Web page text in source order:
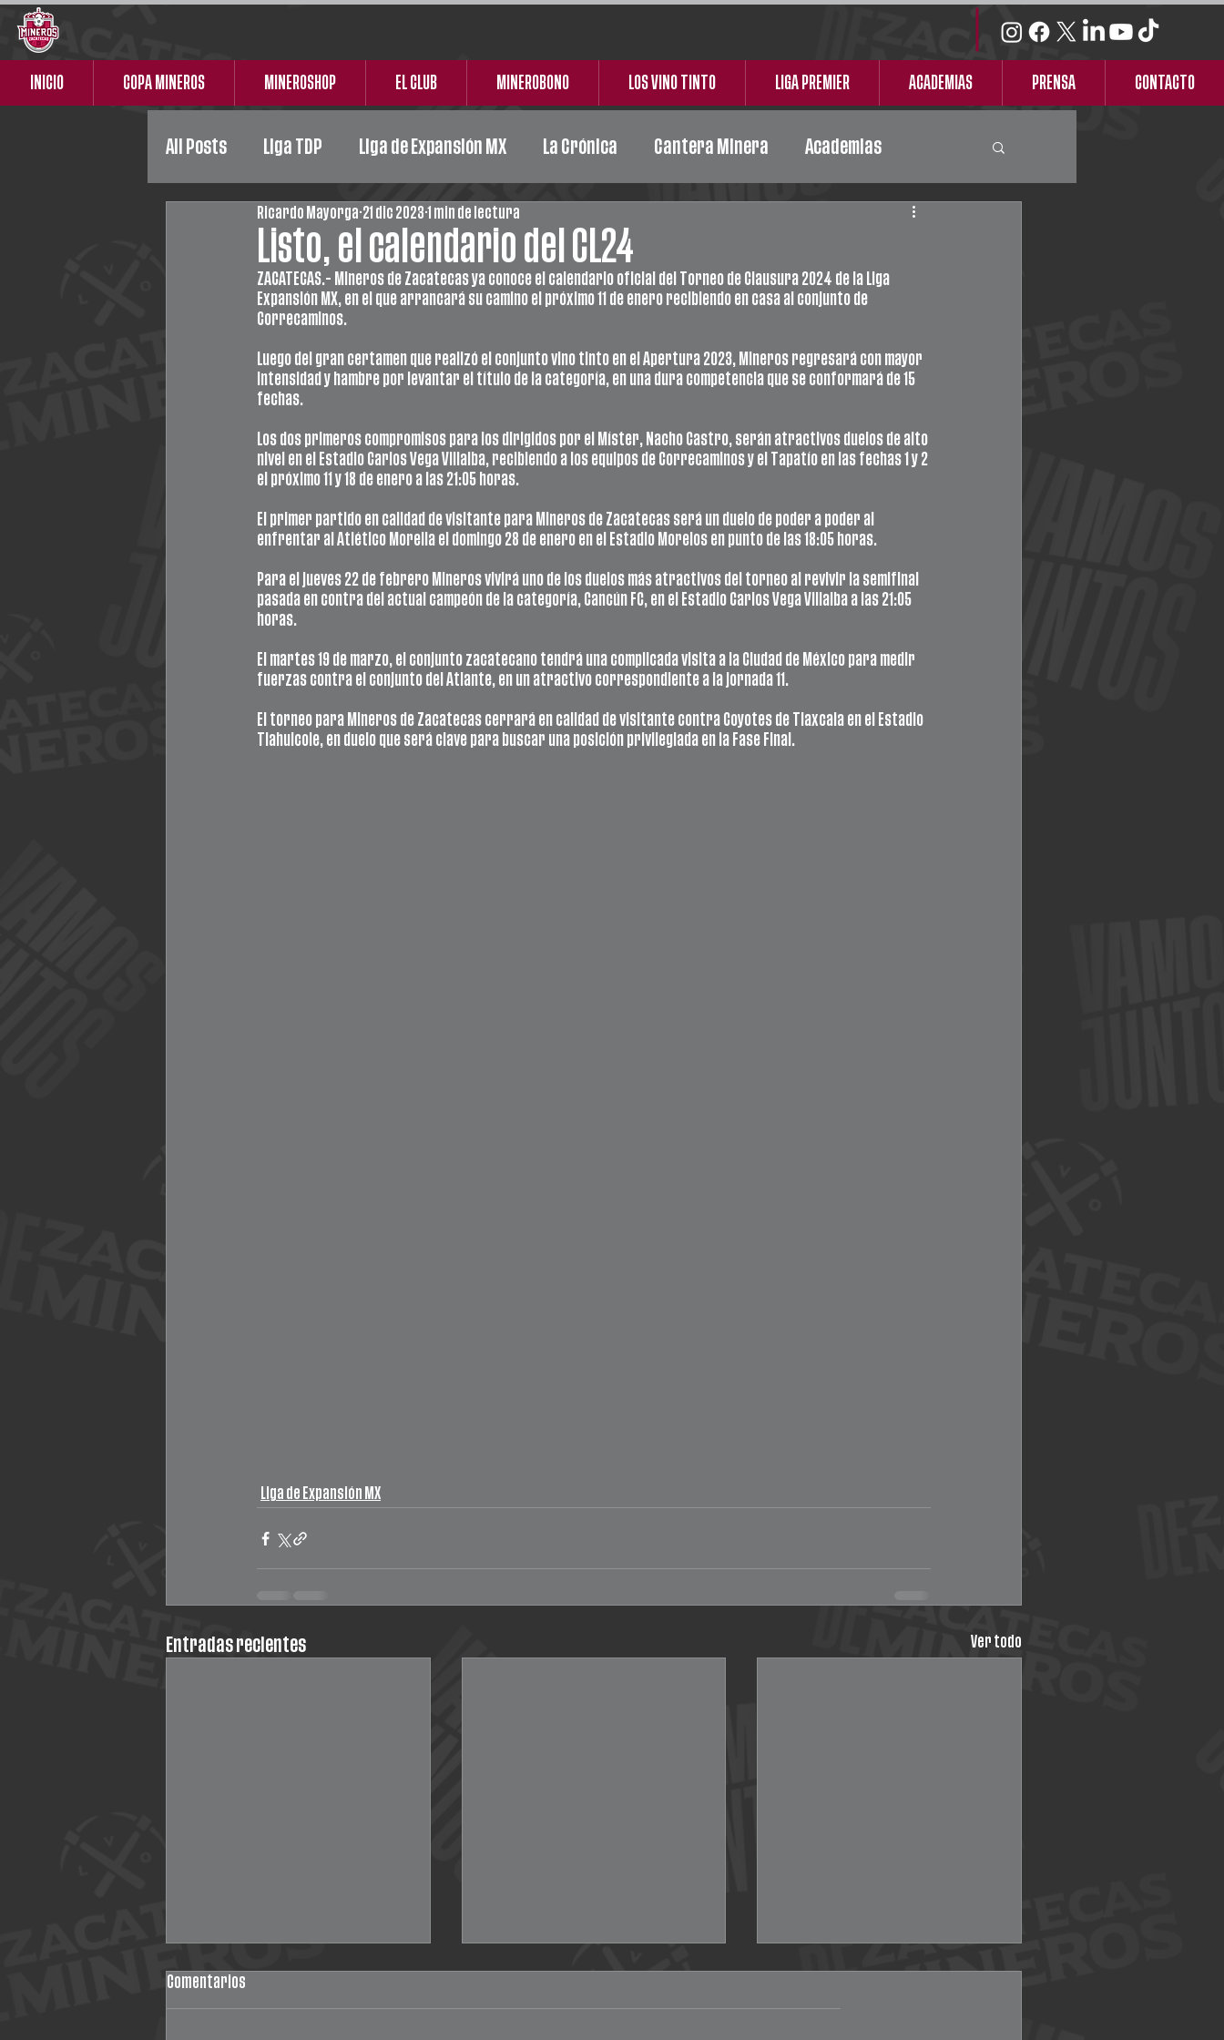
INICIO COPA MINEROS MINEROSHOP EL CLUB MINEROBONO LOS VINO TINTO LIGA PREMIER ACADEMIAS PRENSA CONTACTO
All Posts Liga TDP Liga de Expansión MX La Crónica Cantera Minera Academias
Liga Premier Femenil Acción Social
Listo, el calendario del CL24
Ricardo Mayorga 21 dic 2023 1 min de lectura
ZACATECAS.- Mineros de Zacatecas ya conoce el calendario oficial del Torneo de Clausura 2024 de la Liga
Expansión MX, en el que arrancará su camino el próximo 11 de enero recibiendo en casa al conjunto de
Correcaminos.
Luego del gran certamen que realizó el conjunto vino tinto en el Apertura 2023, Mineros regresará con mayor
intensidad y hambre por levantar el título de la categoría, en una dura competencia que se conformará de 15
fechas.
Los dos primeros compromisos para los dirigidos por el Míster, Nacho Castro, serán atractivos duelos de alto
nivel en el Estadio Carlos Vega Villalba, recibiendo a los equipos de Correcaminos y el Tapatío en las fechas 1 y 2
el próximo 11 y 18 de enero a las 21:05 horas.
El primer partido en calidad de visitante para Mineros de Zacatecas será un duelo de poder a poder al
enfrentar al Atlético Morelia el domingo 28 de enero en el Estadio Morelos en punto de las 18:05 horas.
Para el jueves 22 de febrero Mineros vivirá uno de los duelos más atractivos del torneo al revivir la semifinal
pasada en contra del actual campeón de la categoría, Cancún FC, en el Estadio Carlos Vega Villalba a las 21:05
horas.
El martes 19 de marzo, el conjunto zacatecano tendrá una complicada visita a la Ciudad de México para medir
fuerzas contra el conjunto del Atlante, en un atractivo correspondiente a la jornada 11.
El torneo para Mineros de Zacatecas cerrará en calidad de visitante contra Coyotes de Tlaxcala en el Estadio
Tlahuicole, en duelo que será clave para buscar una posición privilegiada en la Fase Final.
Liga de Expansión MX
Entradas recientes Ver todo
Comentarios